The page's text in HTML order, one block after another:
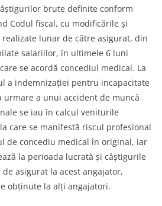
brute definite conform
Codul fiscal, cu modificările şi
lunar de către asigurat, din
salariilor, în ultimele 6 luni
se acordă concediul medical. La
a indemnizaţiei pentru incapacitate
urmare a unui accident de muncă
se iau în calcul veniturile
care se manifestă riscul profesional
de concediu medical în original, iar
la perioada lucrată şi câştigurile
asigurat la acest angajator,
obţinute la alţi angajatori.